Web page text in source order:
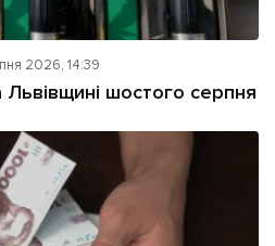
2026, 14:39
Львівщині шостого серпня